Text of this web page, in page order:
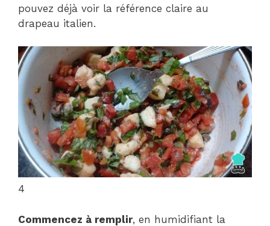
pouvez déjà voir la référence claire au
drapeau italien.
4
Commencez à remplir, en humidifiant la